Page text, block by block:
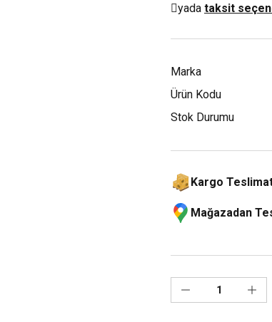
yada taksit
Marka
Ürün Kodu
Stok Durumu
Kargo
Mağazadan